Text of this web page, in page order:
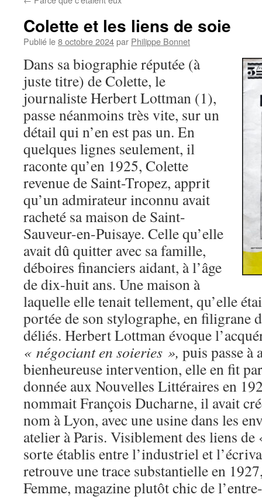
Colette et les liens de soie
Publié le8 octobre 2024par Philippe Bonnet
Dans sa biographie réputée (à
juste titre) de Colette, le
journaliste Herbert Lottman (1),
passe néanmoins très vite, sur un
détail qui n’en est pas un. En
quelques lignes seulement, il
raconte qu’en 1925, Colette
revenue de Saint-Tropez, apprit
qu’un admirateur inconnu avait
racheté sa maison de Saint-
Sauveur-en-Puisaye. Celle qu’elle
avait dû quitter avec sa famille,
déboires financiers aidant, à l’âge
de dix-huit ans. Une maison à
laquelle elle tenait tellement, qu’elle
portée de son stylographe, en filigrane
déliés. Herbert Lottman évoque
« négociant en soieries », puis passe à
bienheureuse intervention, elle en fit
donnée aux Nouvelles Littéraires en
nommait François Ducharne, il avait
nom à Lyon, avec une usine dans les
atelier à Paris. Visiblement des liens
sorte établis entre l’industriel et
retrouve une trace substantielle en
Femme, magazine plutôt chic de